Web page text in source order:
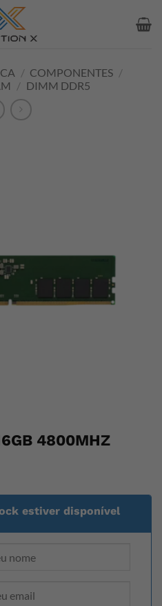
/ COMPONENTES /
/ DIMM DDR5
4800MHZ
estiver disponível